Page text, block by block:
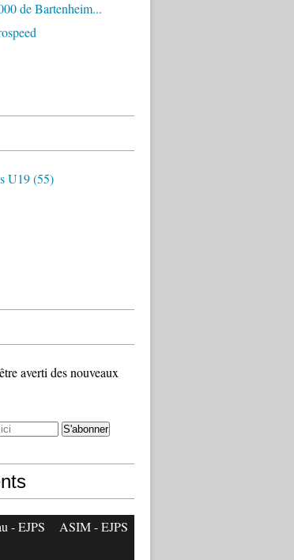
de Bartenheim...
U19(55)
averti des nouveaux
- EJPS ASIM - EJPS